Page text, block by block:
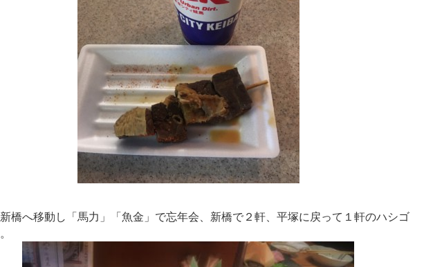
橋へ移動し「馬力」「魚金」で忘年会、新橋で２軒、平塚に戻って１軒のハシゴ